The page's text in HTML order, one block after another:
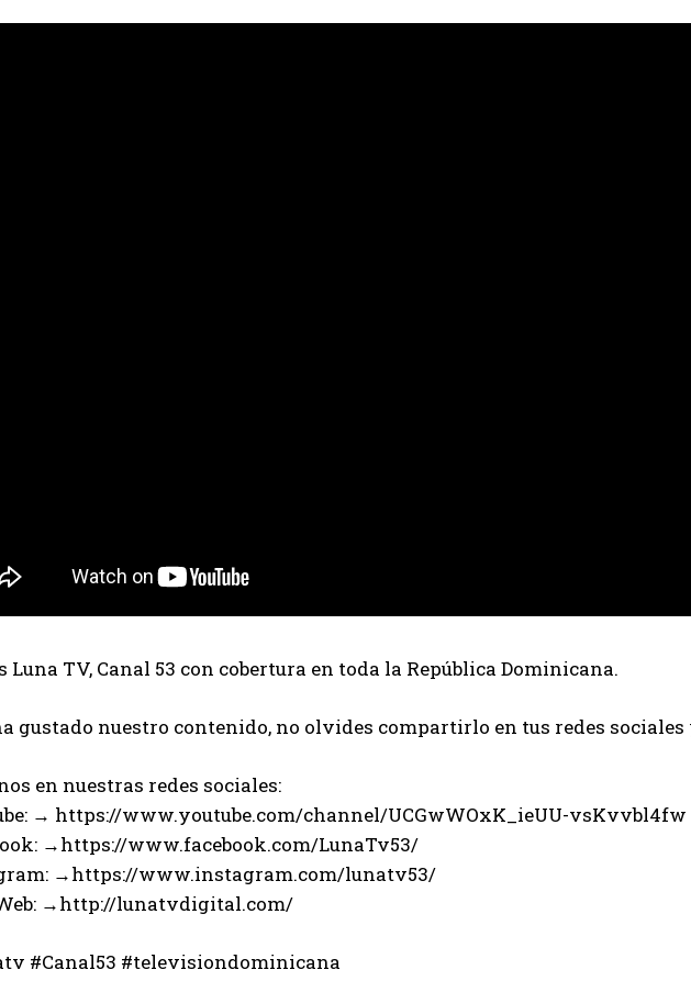
Luna TV, Canal 53 con cobertura en toda la República Dominicana.
gustado nuestro contenido, no olvides compartirlo en tus redes
en nuestras redes sociales:
→ https://www.youtube.com/channel/UCGwWOxK_ieUU-vsKvvbl4fw
→https://www.facebook.com/LunaTv53/
→https://www.instagram.com/lunatv53/
→http://lunatvdigital.com/
#Canal53 #televisiondominicana